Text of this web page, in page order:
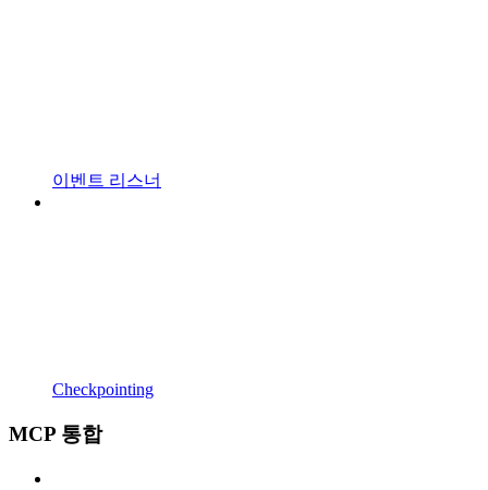
이벤트 리스너
Checkpointing
MCP 통합